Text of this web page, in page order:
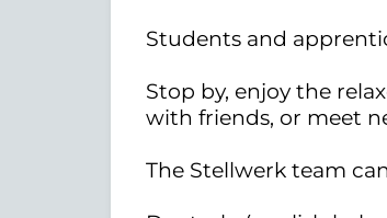
Students and
Stop by, enjoy the
with friends, or meet
The Stellwerk team